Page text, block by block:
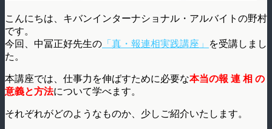
こんにちは、キバンインターナショナル・アルバイトの野村
です。
今回、中冨正好先生の 「真・報連相実践講座」 を受講しまし
た。
本講座では、仕事力を伸ばすために必要な本当の報 連 相 の
意義と方法について学べます。
それぞれがどのようなものか、少しご紹介いたします。